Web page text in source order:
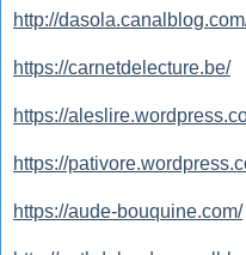
http://
https://carnetdelecture.be/
https://
https://
https://aude-bouquine.com/